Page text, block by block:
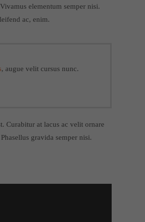
elementum semper nisi.
ac, enim.
, augue velit cursus nunc.
Curabitur at lacus ac velit ornare
gravida semper nisi.